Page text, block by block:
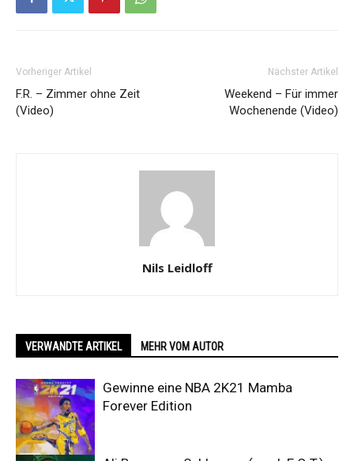
Vorheriger Artikel
F.R. – Zimmer ohne Zeit
(Video)
Nächster Artikel
Weekend – Für immer
Wochenende (Video)
Nils Leidloff
VERWANDTE ARTIKEL MEHR VOM AUTOR
Gewinne eine NBA 2K21 Mamba
Forever Edition